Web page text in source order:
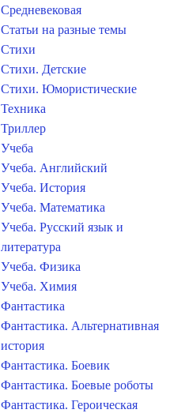
Средневековая
Статьи на разные темы
Стихи
Стихи. Детские
Стихи. Юмористические
Техника
Триллер
Учеба
Учеба. Английский
Учеба. История
Учеба. Математика
Учеба. Русский язык и
литература
Учеба. Физика
Учеба. Химия
Фантастика
Фантастика. Альтернативная
история
Фантастика. Боевик
Фантастика. Боевые роботы
Фантастика. Героическая